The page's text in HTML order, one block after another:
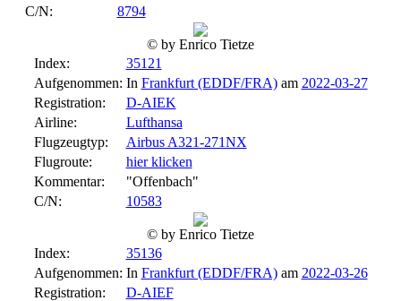
C/N:
8794
© by Enrico Tietze
Index:
35121
Aufgenommen: In Frankfurt (EDDF/FRA)am 2022-03-27
Registration:
D-AIEK
Airline:
Lufthansa
Flugzeugtyp:
Airbus A321-271NX
Flugroute:
hier klicken
Kommentar:
"Offenbach"
C/N:
10583
© by Enrico Tietze
Index:
35136
Aufgenommen: In Frankfurt (EDDF/FRA)am 2022-03-26
Registration:
D-AIEF